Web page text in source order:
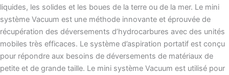
liquides, les solides et les boues de la terre ou de la mer. Le mini
système Vacuum est une méthode innovante et éprouvée de
récupération des déversements d’hydrocarbures avec des unités
mobiles très efficaces. Le système d’aspiration portatif est conçu
pour répondre aux besoins de déversements de matériaux de
petite et de grande taille. Le mini système Vacuum est utilisé pour